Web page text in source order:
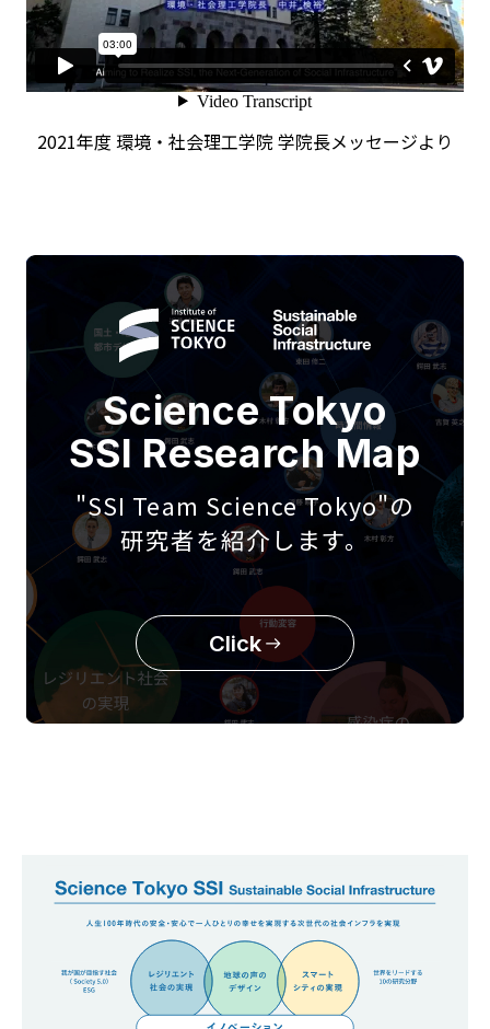
2021年度 環境・社会理工学院 学院長メッセージより
Science Tokyo
SSI Research Map
"SSI Team Science Tokyo"の
研究者を紹介します。
Click